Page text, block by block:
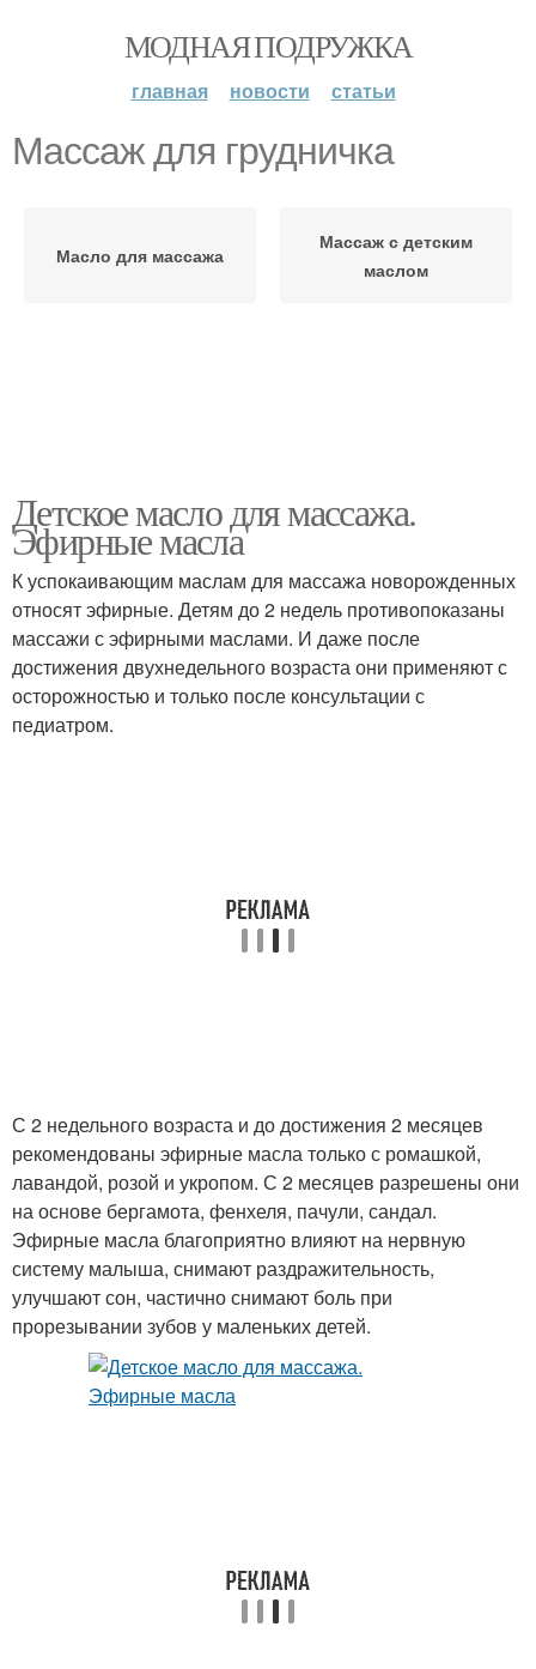
МОДНАЯ ПОДРУЖКА
главная новости статьи
Массаж для грудничка
Масло для массажа
Массаж с детским
маслом
Детское масло для массажа.
Эфирные масла
К успокаивающим маслам для массажа новорожденных
относят эфирные. Детям до 2 недель противопоказаны
массажи с эфирными маслами. И даже после
достижения двухнедельного возраста они применяют с
осторожностью и только после консультации с
педиатром.
С 2 недельного возраста и до достижения 2 месяцев
рекомендованы эфирные масла только с ромашкой,
лавандой, розой и укропом. С 2 месяцев разрешены они
на основе бергамота, фенхеля, пачули, сандал.
Эфирные масла благоприятно влияют на нервную
систему малыша, снимают раздражительность,
улучшают сон, частично снимают боль при
прорезывании зубов у маленьких детей.